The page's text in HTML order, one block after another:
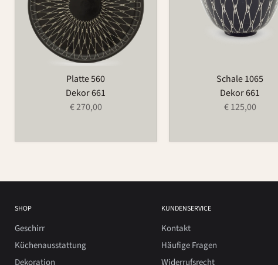
Platte 560
Dekor 661
€ 270,00
Schale 1065
Dekor 661
€ 125,00
SHOP
Geschirr
Küchenausstattung
Dekoration
KUNDENSERVICE
Kontakt
Häufige Fragen
Widerrufsrecht